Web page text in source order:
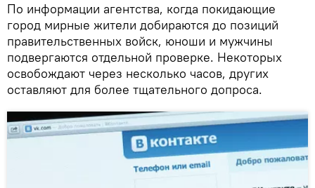
По информации агентства, когда покидающие
город мирные жители добираются до позиций
правительственных войск, юноши и мужчины
подвергаются отдельной проверке. Некоторых
освобождают через несколько часов, других
оставляют для более тщательного допроса.